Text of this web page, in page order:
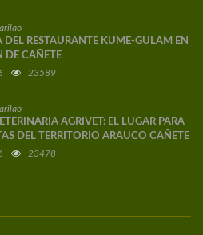
DEL RESTAURANTE KUME-GULAM EN
DE CAÑETE
23589
AGRIVET: EL LUGAR PARA
DEL TERRITORIO ARAUCO CAÑETE
23478